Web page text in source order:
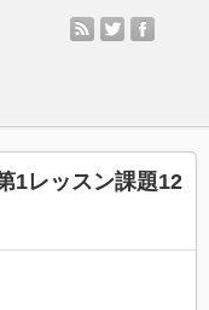
rss twitter
レッスン課題12